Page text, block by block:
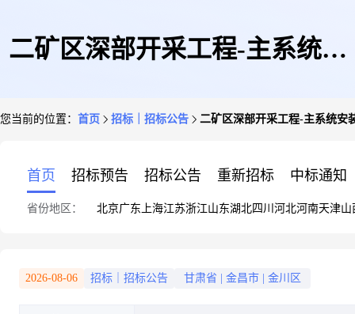
二矿区深部开采工程-主系统安
您当前的位置： 首页 招标｜招标公告 二矿区深部开采工程-主系统安
首页 招标预告 招标公告 重新招标 中标通知
省份地区： 北京广东 上海江苏浙江山东湖北四川 河北河南天津山
2026-08-06 招标｜招标公告 甘肃省 金昌市 金川区